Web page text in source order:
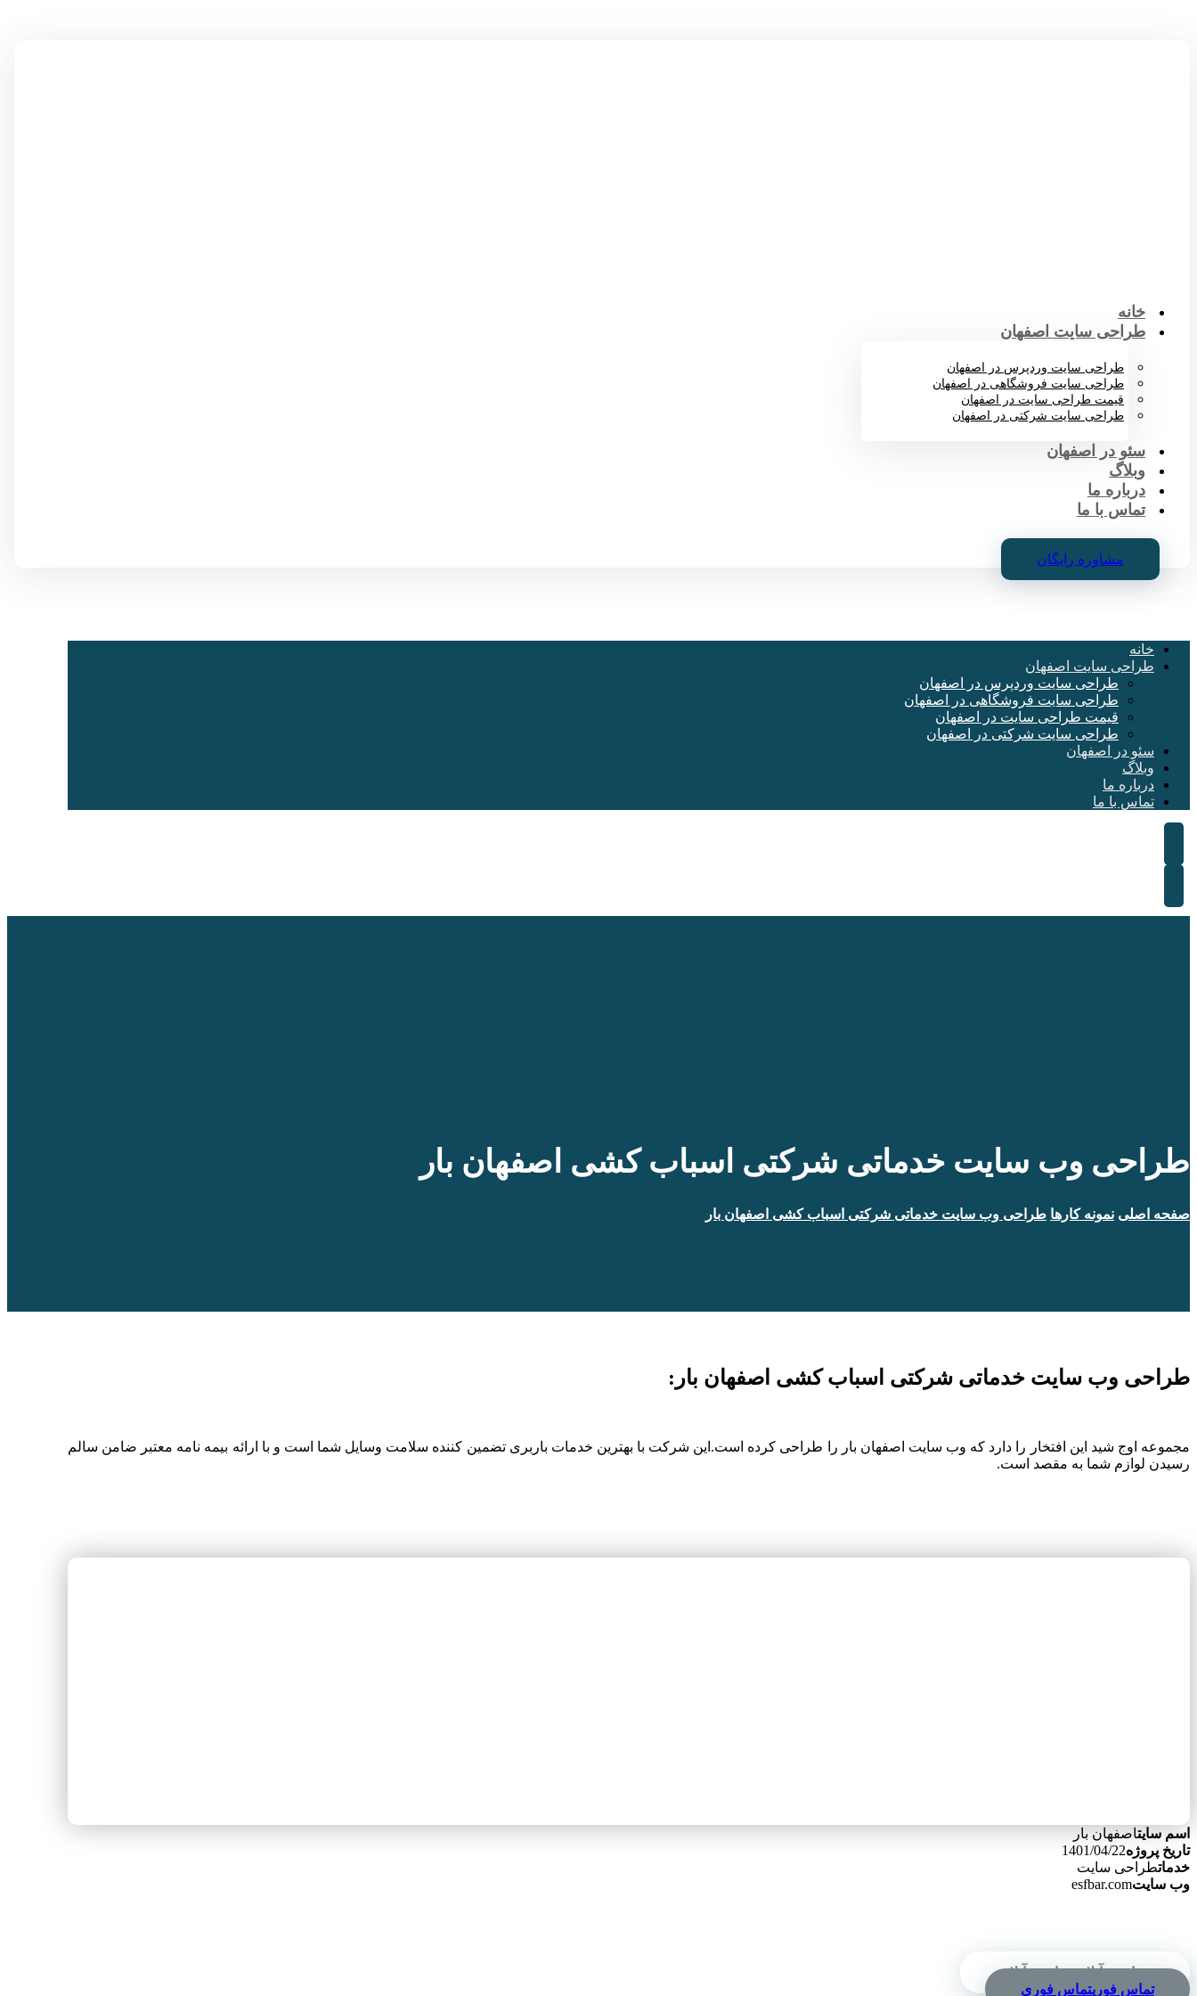
خانه
طراحی سایت اصفهان
طراحی سایت وردپرس در اصفهان
طراحی سایت فروشگاهی در اصفهان
قیمت طراحی سایت در اصفهان
طراحی سایت شرکتی در اصفهان
سئو در اصفهان
وبلاگ
درباره ما
تماس با ما
مشاوره رایگان
خانه
طراحی سایت اصفهان
طراحی سایت وردپرس در اصفهان
طراحی سایت فروشگاهی در اصفهان
قیمت طراحی سایت در اصفهان
طراحی سایت شرکتی در اصفهان
سئو در اصفهان
وبلاگ
درباره ما
تماس با ما
طراحی وب سایت خدماتی شرکتی اسباب کشی اصفهان بار
صفحه اصلی نمونه کارها طراحی وب سایت خدماتی شرکتی اسباب کشی اصفهان بار
طراحی وب سایت خدماتی شرکتی اسباب کشی اصفهان بار:
مجموعه اوج شید این افتخار را دارد که وب سایت اصفهان بار را طراحی کرده است.این شرکت با بهترین خدمات باربری تضمین کننده سلامت وسایل شما است و با ارائه بیمه نامه معتبر ضامن سالم
رسیدن لوازم شما به مقصد است.
اسم سایتاصفهان بار
تاریخ پروژه1401/04/22
خدماتطراحی سایت
وب سایتesfbar.com
سفارش آنلاینسفارش آنلاین
تماس فوریتماس فوری